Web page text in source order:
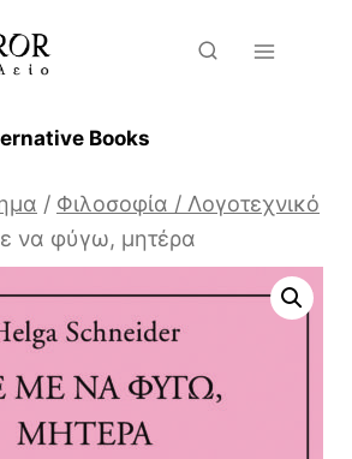
Books
/ Φιλοσοφία / Λογοτεχνικό
να φύγω, μητέρα